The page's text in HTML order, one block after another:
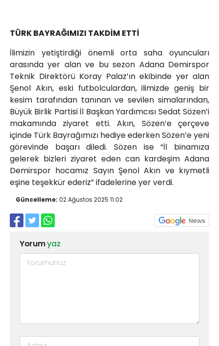
TÜRK BAYRAĞIMIZI TAKDİM ETTİ
İlimizin yetiştirdiği önemli orta saha oyuncuları
arasında yer alan ve bu sezon Adana Demirspor
Teknik Direktörü Koray Palaz’ın ekibinde yer alan
Şenol Akın, eski futbolculardan, ilimizde geniş bir
kesim tarafından tanınan ve sevilen simalarından,
Büyük Birlik Partisi İl Başkan Yardımcısı Sedat Sözen’i
makamında ziyaret etti. Akın, Sözen’e çerçeve
içinde Türk Bayrağımızı hediye ederken Sözen’e yeni
görevinde başarı diledi. Sözen ise “İl binamıza
gelerek bizleri ziyaret eden can kardeşim Adana
Demirspor hocamız Sayın Şenol Akın ve kıymetli
eşine teşekkür ederiz” ifadelerine yer verdi.
Güncelleme: 02 Ağustos 2025 11:02
Yorumyaz